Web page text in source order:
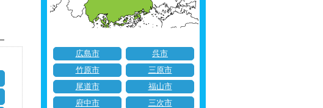
広島市
呉市
竹原市
三原市
尾道市
福山市
府中市
三次市